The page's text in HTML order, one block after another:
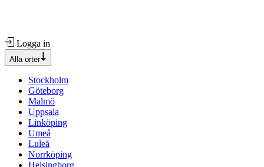
Logga in
Alla orter
Stockholm
Göteborg
Malmö
Uppsala
Linköping
Umeå
Luleå
Norrköping
Helsingborg